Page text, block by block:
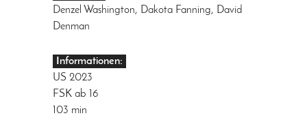
Denzel Washington, Dakota Fanning, David
Denman
Informationen:
US 2023
FSK ab 16
103 min